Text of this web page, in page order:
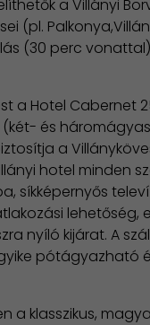
a Villányi
(pl.
(30 perc
a Hotel Cabernet
és
a
hotel minden
síkképernyős
lehetőség,
nyíló kijárat. A
pótágyazható
a klasszikus,